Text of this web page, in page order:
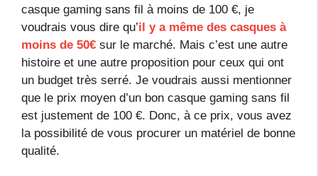
casque gaming sans fil à moins de 100 €, je
voudrais vous dire qu’il y a même des casques à
moins de 50€ sur le marché. Mais c’est une autre
histoire et une autre proposition pour ceux qui ont
un budget très serré. Je voudrais aussi mentionner
que le prix moyen d’un bon casque gaming sans fil
est justement de 100 €. Donc, à ce prix, vous avez
la possibilité de vous procurer un matériel de bonne
qualité.